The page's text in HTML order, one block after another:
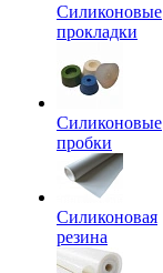
Силиконовые
прокладки
Силиконовые
пробки
Силиконовая
резина